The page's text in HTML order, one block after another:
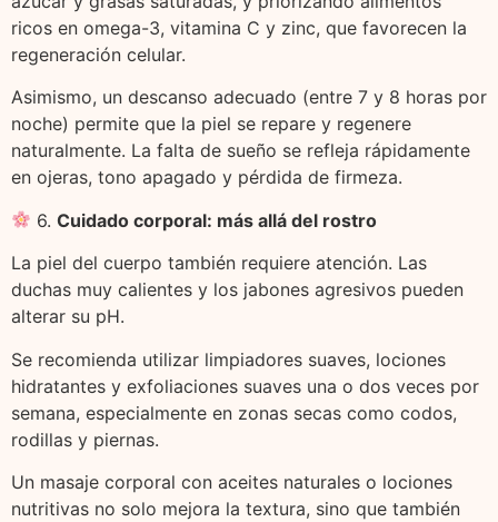
ricos en omega-3, vitamina C y zinc, que favorecen la
regeneración celular.
Asimismo, un descanso adecuado (entre 7 y 8 horas por
noche) permite que la piel se repare y regenere
naturalmente. La falta de sueño se refleja rápidamente
en ojeras, tono apagado y pérdida de firmeza.
6.Cuidado corporal: más allá del rostro
La piel del cuerpo también requiere atención. Las
duchas muy calientes y los jabones agresivos pueden
alterar su pH.
Se recomienda utilizar limpiadores suaves, lociones
hidratantes y exfoliaciones suaves una o dos veces por
semana, especialmente en zonas secas como codos,
rodillas y piernas.
Un masaje corporal con aceites naturales o lociones
nutritivas no solo mejora la textura, sino que también